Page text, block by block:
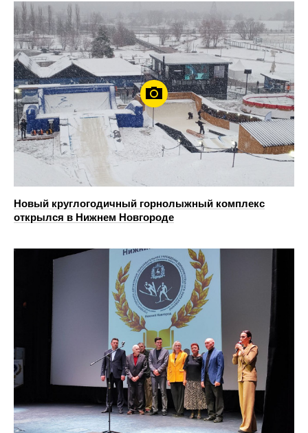
Новый круглогодичный горнолыжный комплекс
открылся в Нижнем Новгороде